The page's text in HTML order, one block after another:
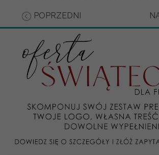
POPRZEDNI